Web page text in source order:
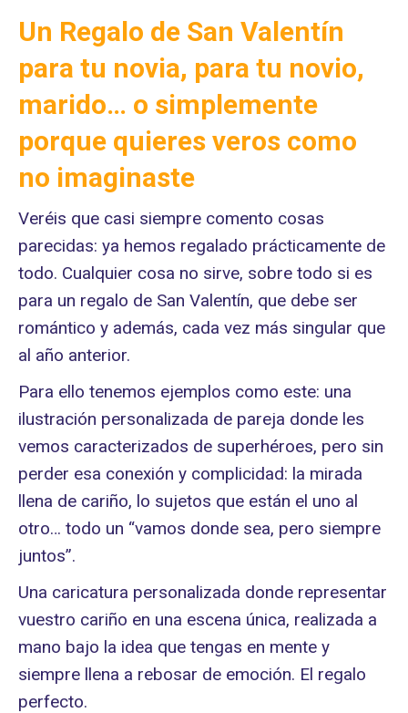
Un Regalo de San Valentín
para tu novia, para tu novio,
marido… o simplemente
porque quieres veros como
no imaginaste
Veréis que casi siempre comento cosas
parecidas: ya hemos regalado prácticamente de
todo. Cualquier cosa no sirve, sobre todo si es
para un regalo de San Valentín, que debe ser
romántico y además, cada vez más singular que
al año anterior.
Para ello tenemos ejemplos como este: una
ilustración personalizada de pareja donde les
vemos caracterizados de superhéroes, pero sin
perder esa conexión y complicidad: la mirada
llena de cariño, lo sujetos que están el uno al
otro… todo un “vamos donde sea, pero siempre
juntos”.
Una caricatura personalizada donde representar
vuestro cariño en una escena única, realizada a
mano bajo la idea que tengas en mente y
siempre llena a rebosar de emoción. El regalo
perfecto.